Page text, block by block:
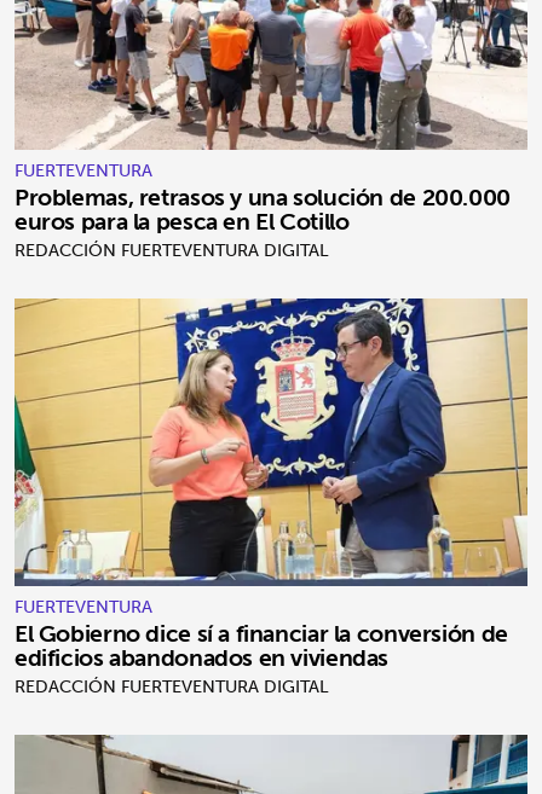
FUERTEVENTURA
Problemas, retrasos y una solución de 200.000
euros para la pesca en El Cotillo
REDACCIÓN FUERTEVENTURA DIGITAL
FUERTEVENTURA
El Gobierno dice sí a financiar la conversión de
edificios abandonados en viviendas
REDACCIÓN FUERTEVENTURA DIGITAL